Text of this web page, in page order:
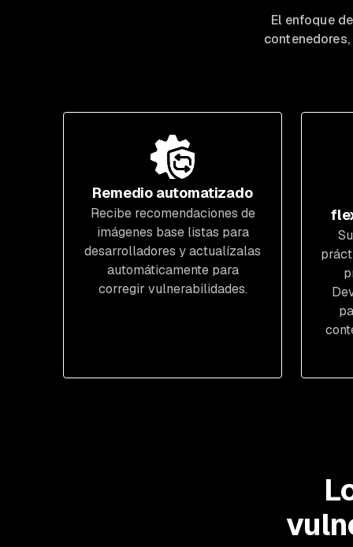
El enfoque
Remedio automatizado
Recibe recomendaciones de
imágenes base listas para
desarrolladores y actualízalas
automáticamente para
corregir vulnerabilidades.